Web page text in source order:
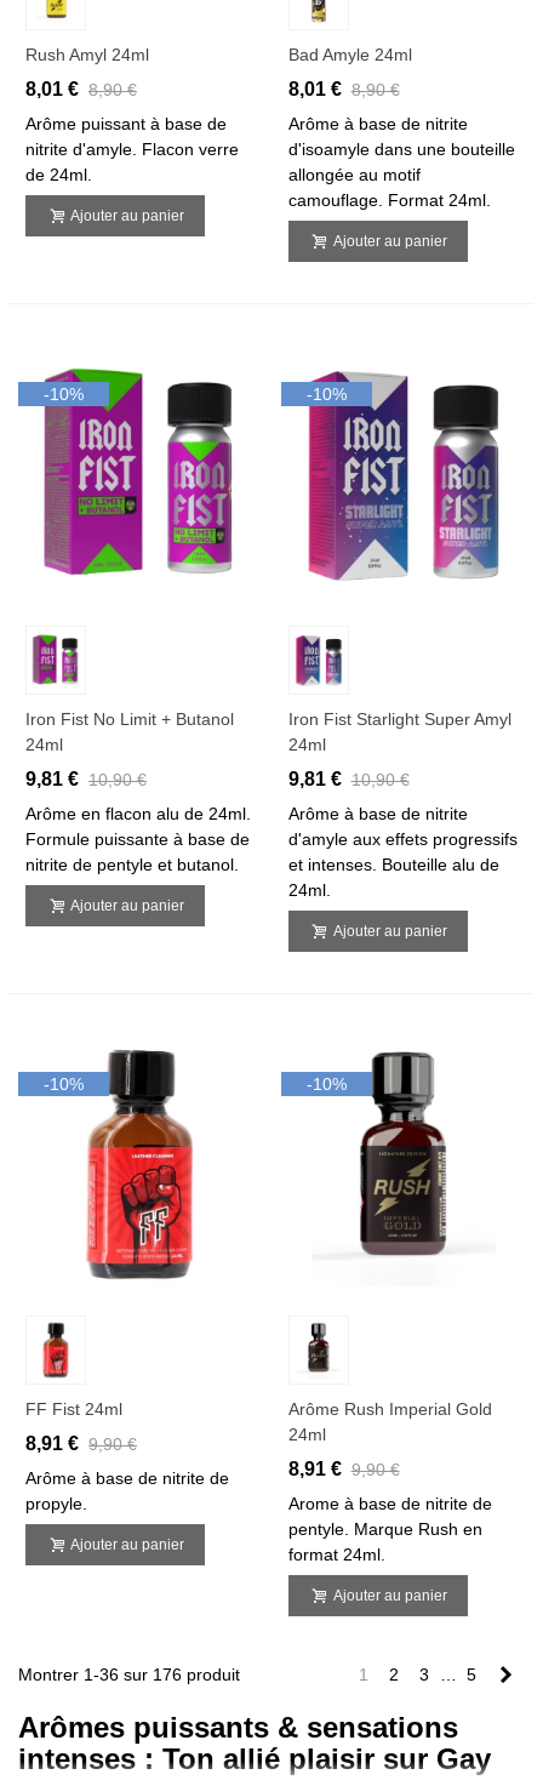
Rush Amyl 24ml
8,01 € 8,90 €
Arôme puissant à base de
nitrite d'amyle. Flacon verre
de 24ml.
Ajouter au panier
Bad Amyle 24ml
8,01 € 8,90 €
Arôme à base de nitrite
d'isoamyle dans une bouteille
allongée au motif
camouflage. Format 24ml.
Ajouter au panier
-10%
Iron Fist No Limit + Butanol
24ml
9,81 € 10,90 €
Arôme en flacon alu de 24ml.
Formule puissante à base de
nitrite de pentyle et butanol.
Ajouter au panier
-10%
Iron Fist Starlight Super Amyl
24ml
9,81 € 10,90 €
Arôme à base de nitrite
d'amyle aux effets progressifs
et intenses. Bouteille alu de
24ml.
Ajouter au panier
-10%
FF Fist 24ml
8,91 € 9,90 €
Arôme à base de nitrite de
propyle.
Ajouter au panier
-10%
Arôme Rush Imperial Gold
24ml
8,91 € 9,90 €
Arome à base de nitrite de
pentyle. Marque Rush en
format 24ml.
Ajouter au panier
Montrer 1-36 sur 176 produit 1 2 3 5
Arômes puissants & sensations
intenses : Ton allié plaisir sur Gay